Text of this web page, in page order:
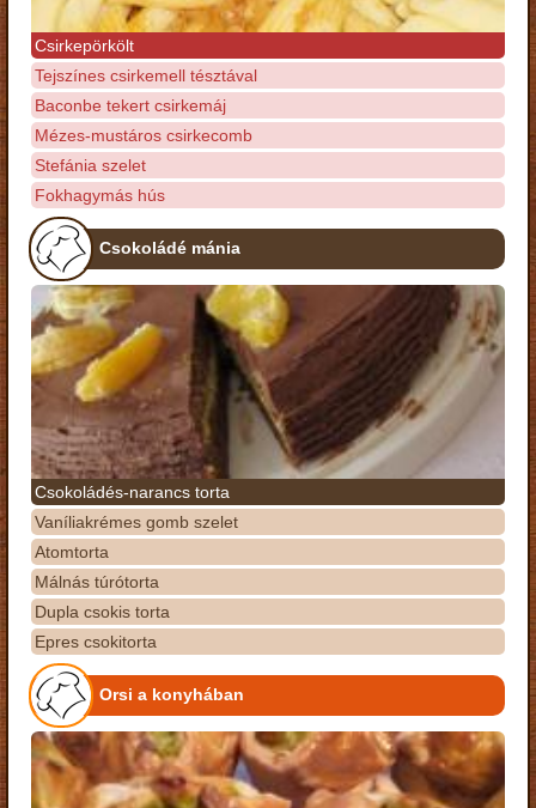
Csirkepörkölt
Tejszínes csirkemell tésztával
Baconbe tekert csirkemáj
Mézes-mustáros csirkecomb
Stefánia szelet
Fokhagymás hús
Csokoládé mánia
Csokoládés-narancs torta
Vaníliakrémes gomb szelet
Atomtorta
Málnás túrótorta
Dupla csokis torta
Epres csokitorta
Orsi a konyhában